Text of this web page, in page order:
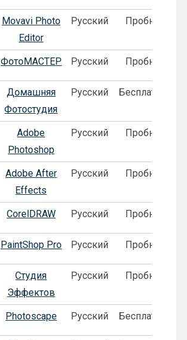
Movavi Photo
Editor
Русский Пробная
ФотоМАСТЕР Русский Пробная
Домашняя
Фотостудия
Русский Бесплатная
Adobe
Photoshop
Русский Пробная
Adobe After
Effects
Русский Пробная
CorelDRAW Русский Пробная
PaintShop Pro Русский Пробная
Студия
Эффектов
Русский Пробная
Photoscape Русский Бесплатная